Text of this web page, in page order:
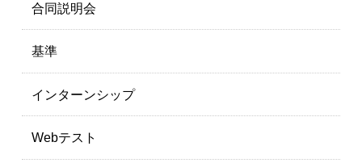
合同説明会
基準
インターンシップ
Webテスト